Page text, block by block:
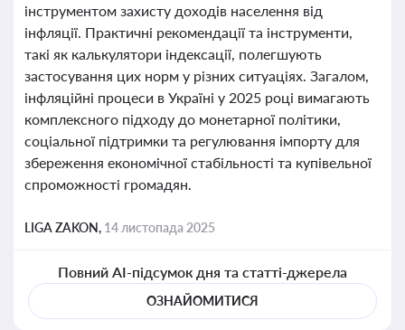
інструментом захисту доходів населення від
інфляції. Практичні рекомендації та інструменти,
такі як калькулятори індексації, полегшують
застосування цих норм у різних ситуаціях. Загалом,
інфляційні процеси в Україні у 2025 році вимагають
комплексного підходу до монетарної політики,
соціальної підтримки та регулювання імпорту для
збереження економічної стабільності та купівельної
спроможності громадян.
LIGA ZAKON, 14 листопада 2025
Повний AI-підсумок дня та статті-джерела
ОЗНАЙОМИТИСЯ